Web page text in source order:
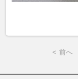
< 前へ